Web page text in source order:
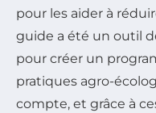
pour les aider à
guide a été un outil
pour créer un
pratiques agro-
compte, et grâce à